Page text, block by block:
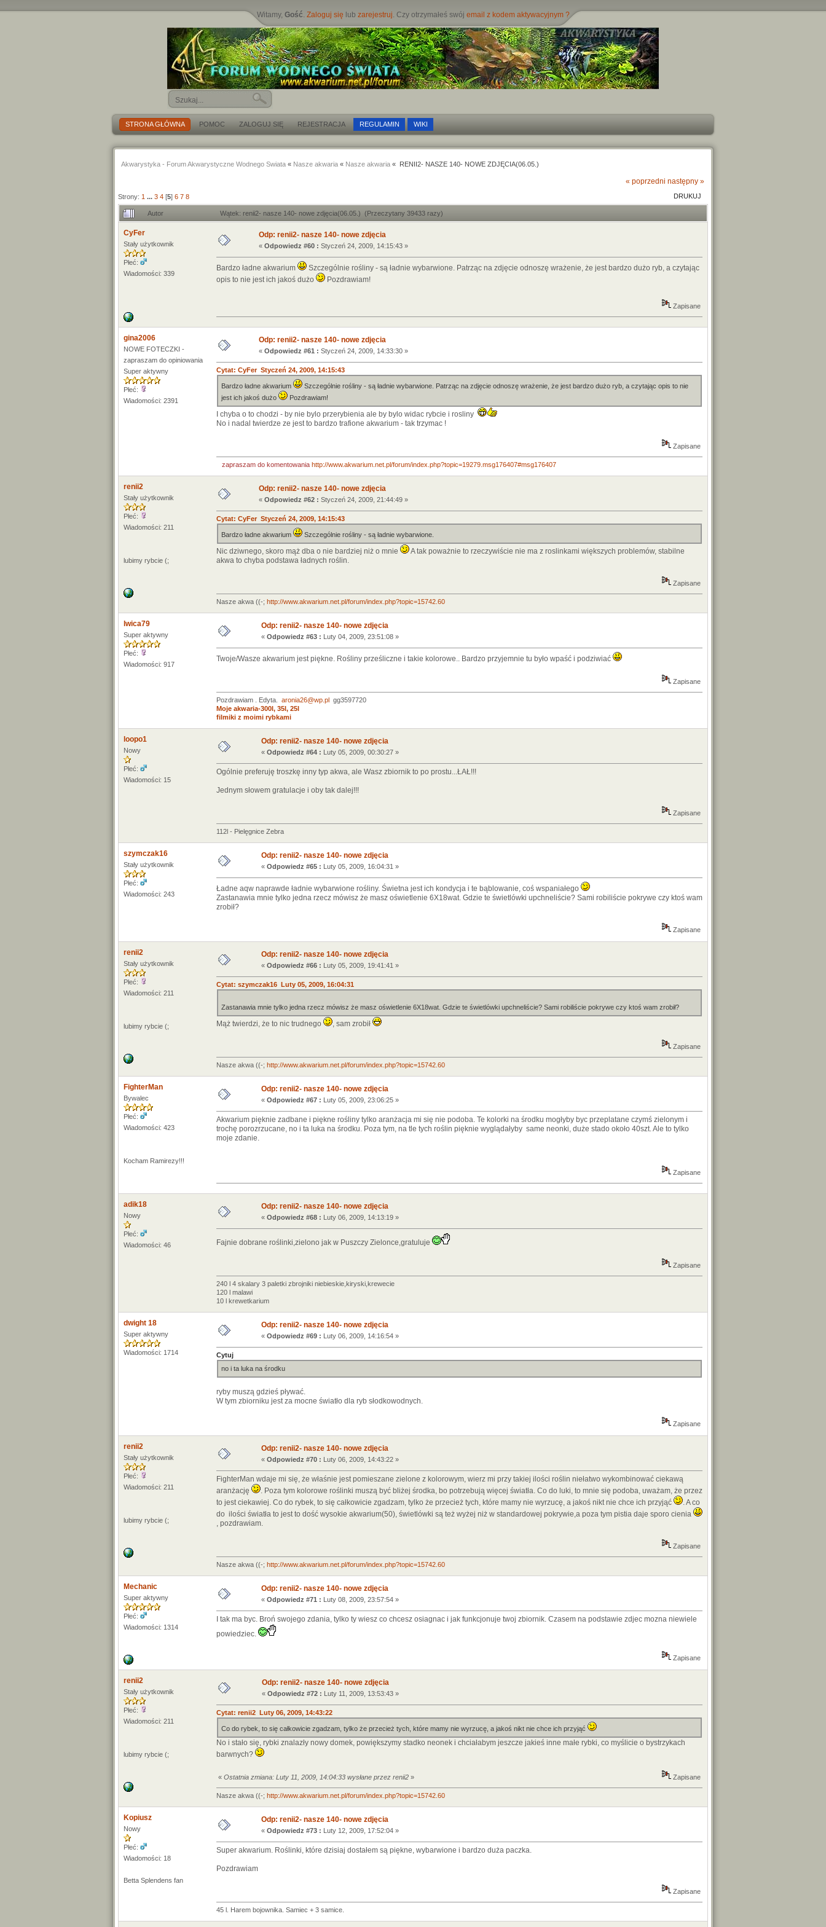
Witamy, Gość. Zaloguj się lub zarejestruj. Czy otrzymałeś swój email z kodem aktywacyjnym ?
STRONA GŁÓWNA POMOC ZALOGUJ SIĘ REJESTRACJA REGULAMIN WIKI
Akwarystyka - Forum Akwarystyczne Wodnego Swiata « Nasze akwaria « Nasze akwaria « RENII2- NASZE 140- NOWE ZDJĘCIA(06.05.)
Strony: 1 ... 3 4 [5] 6 7 8
« poprzedni następny »
DRUKUJ
Autor Wątek: renii2- nasze 140- nowe zdjęcia(06.05.) (Przeczytany 39433 razy)
CyFer
Stały użytkownik
Płeć:
Wiadomości: 339
Odp: renii2- nasze 140- nowe zdjęcia
« Odpowiedz #60 : Styczeń 24, 2009, 14:15:43 »
Bardzo ładne akwarium
Szczególnie rośliny - są ładnie wybarwione. Patrząc na zdjęcie odnoszę wrażenie, że jest bardzo dużo ryb, a czytając
opis to nie jest ich jakoś dużo
Pozdrawiam!
Zapisane
gina2006
NOWE FOTECZKI -
zapraszam do opiniowania
Super aktywny
Płeć:
Wiadomości: 2391
Odp: renii2- nasze 140- nowe zdjęcia
« Odpowiedz #61 : Styczeń 24, 2009, 14:33:30 »
Cytat: CyFer Styczeń 24, 2009, 14:15:43
Bardzo ładne akwarium
Szczególnie rośliny - są ładnie wybarwione. Patrząc na zdjęcie odnoszę wrażenie, że jest bardzo dużo ryb, a czytając opis to nie
jest ich jakoś dużo
Pozdrawiam!
I chyba o to chodzi - by nie bylo przerybienia ale by bylo widac rybcie i rosliny
No i nadal twierdze ze jest to bardzo trafione akwarium - tak trzymac !
Zapisane
zapraszam do komentowania http://www.akwarium.net.pl/forum/index.php?topic=19279.msg176407#msg176407
renii2
Stały użytkownik
Płeć:
Wiadomości: 211
lubimy rybcie (;
Odp: renii2- nasze 140- nowe zdjęcia
« Odpowiedz #62 : Styczeń 24, 2009, 21:44:49 »
Cytat: CyFer Styczeń 24, 2009, 14:15:43
Bardzo ładne akwarium Szczególnie rośliny - są ładnie wybarwione.
Nic dziwnego, skoro mąż dba o nie bardziej niż o mnie
A tak poważnie to rzeczywiście nie ma z roslinkami większych problemów, stabilne
akwa to chyba podstawa ładnych roślin.
Zapisane
Nasze akwa ((-; http://www.akwarium.net.pl/forum/index.php?topic=15742.60
lwica79
Super aktywny
Płeć:
Wiadomości: 917
Odp: renii2- nasze 140- nowe zdjęcia
« Odpowiedz #63 : Luty 04, 2009, 23:51:08 »
Twoje/Wasze akwarium jest piękne. Rośliny prześliczne i takie kolorowe.. Bardzo przyjemnie tu było wpaść i podziwiać
Zapisane
Pozdrawiam . Edyta. aronia26@wp.pl gg3597720
Moje akwaria-300l, 35l, 25l
filmiki z moimi rybkami
loopo1
Nowy
Płeć:
Wiadomości: 15
Odp: renii2- nasze 140- nowe zdjęcia
« Odpowiedz #64 : Luty 05, 2009, 00:30:27 »
Ogólnie preferuję troszkę inny typ akwa, ale Wasz zbiornik to po prostu...ŁAŁ!!!
Jednym słowem gratulacje i oby tak dalej!!!
Zapisane
112l - Pielęgnice Zebra
szymczak16
Stały użytkownik
Płeć:
Wiadomości: 243
Odp: renii2- nasze 140- nowe zdjęcia
« Odpowiedz #65 : Luty 05, 2009, 16:04:31 »
Ładne aqw naprawde ładnie wybarwione rośliny. Świetna jest ich kondycja i te bąblowanie, coś wspaniałego
Zastanawia mnie tylko jedna rzecz mówisz że masz oświetlenie 6X18wat. Gdzie te świetlówki upchneliście? Sami robiliście pokrywe czy ktoś wam
zrobił?
Zapisane
renii2
Stały użytkownik
Płeć:
Wiadomości: 211
lubimy rybcie (;
Odp: renii2- nasze 140- nowe zdjęcia
« Odpowiedz #66 : Luty 05, 2009, 19:41:41 »
Cytat: szymczak16 Luty 05, 2009, 16:04:31
Zastanawia mnie tylko jedna rzecz mówisz że masz oświetlenie 6X18wat. Gdzie te świetlówki upchneliście? Sami robiliście pokrywe czy ktoś wam zrobił?
Mąż twierdzi, że to nic trudnego , sam zrobił
Zapisane
Nasze akwa ((-; http://www.akwarium.net.pl/forum/index.php?topic=15742.60
FighterMan
Bywalec
Płeć:
Wiadomości: 423
Kocham Ramirezy!!!
Odp: renii2- nasze 140- nowe zdjęcia
« Odpowiedz #67 : Luty 05, 2009, 23:06:25 »
Akwarium pięknie zadbane i piękne rośliny tylko aranżacja mi się nie podoba. Te kolorki na środku mogłyby byc przeplatane czymś zielonym i
trochę porozrzucane, no i ta luka na środku. Poza tym, na tle tych roślin pięknie wyglądałyby same neonki, duże stado około 40szt. Ale to tylko
moje zdanie.
Zapisane
adik18
Nowy
Płeć:
Wiadomości: 46
Odp: renii2- nasze 140- nowe zdjęcia
« Odpowiedz #68 : Luty 06, 2009, 14:13:19 »
Fajnie dobrane roślinki,zielono jak w Puszczy Zielonce,gratuluje
Zapisane
240 l 4 skalary 3 paletki zbrojniki niebieskie,kiryski,krewecie
120 l malawi
10 l krewetkarium
dwight 18
Super aktywny
Wiadomości: 1714
Odp: renii2- nasze 140- nowe zdjęcia
« Odpowiedz #69 : Luty 06, 2009, 14:16:54 »
Cytuj
no i ta luka na środku
ryby muszą gdzieś pływać.
W tym zbiorniku jest za mocne światło dla ryb słodkowodnych.
Zapisane
renii2
Stały użytkownik
Płeć:
Wiadomości: 211
lubimy rybcie (;
Odp: renii2- nasze 140- nowe zdjęcia
« Odpowiedz #70 : Luty 06, 2009, 14:43:22 »
FighterMan wdaje mi się, że właśnie jest pomieszane zielone z kolorowym, wierz mi przy takiej ilości roślin niełatwo wykombinować ciekawą
aranżację
. Poza tym kolorowe roślinki muszą być bliżej środka, bo potrzebują więcej światła. Co do luki, to mnie się podoba, uważam, że przez
to jest ciekawiej. Co do rybek, to się całkowicie zgadzam, tylko że przecież tych, które mamy nie wyrzucę, a jakoś nikt nie chce ich przyjąć
. A co
do ilości światła to jest to dość wysokie akwarium(50), świetlówki są też wyżej niż w standardowej pokrywie,a poza tym pistia daje sporo cienia
, pozdrawiam.
Zapisane
Nasze akwa ((-; http://www.akwarium.net.pl/forum/index.php?topic=15742.60
Mechanic
Super aktywny
Płeć:
Wiadomości: 1314
Odp: renii2- nasze 140- nowe zdjęcia
« Odpowiedz #71 : Luty 08, 2009, 23:57:54 »
I tak ma byc. Broń swojego zdania, tylko ty wiesz co chcesz osiagnac i jak funkcjonuje twoj zbiornik. Czasem na podstawie zdjec mozna niewiele
powiedziec.
Zapisane
renii2
Stały użytkownik
Płeć:
Wiadomości: 211
lubimy rybcie (;
Odp: renii2- nasze 140- nowe zdjęcia
« Odpowiedz #72 : Luty 11, 2009, 13:53:43 »
Cytat: renii2 Luty 06, 2009, 14:43:22
Co do rybek, to się całkowicie zgadzam, tylko że przecież tych, które mamy nie wyrzucę, a jakoś nikt nie chce ich przyjąć
No i stało się, rybki znalazły nowy domek, powiększymy stadko neonek i chciałabym jeszcze jakieś inne małe rybki, co myślicie o bystrzykach
barwnych?
« Ostatnia zmiana: Luty 11, 2009, 14:04:33 wysłane przez renii2 » Zapisane
Nasze akwa ((-; http://www.akwarium.net.pl/forum/index.php?topic=15742.60
Kopiusz
Nowy
Płeć:
Wiadomości: 18
Betta Splendens fan
Odp: renii2- nasze 140- nowe zdjęcia
« Odpowiedz #73 : Luty 12, 2009, 17:52:04 »
Super akwarium. Roślinki, które dzisiaj dostałem są piękne, wybarwione i bardzo duża paczka.
Pozdrawiam
Zapisane
45 l. Harem bojownika. Samiec + 3 samice.